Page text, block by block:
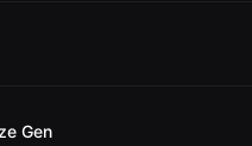
Gen